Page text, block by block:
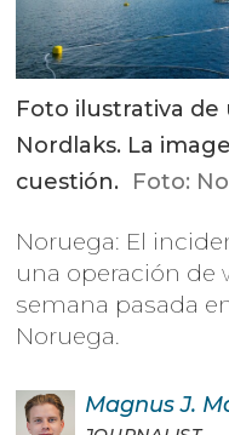
Foto ilustrativa de
Nordlaks. La
cuestión. Foto:
Noruega: El
una operación de
semana pasada
Noruega.
Magnus J.